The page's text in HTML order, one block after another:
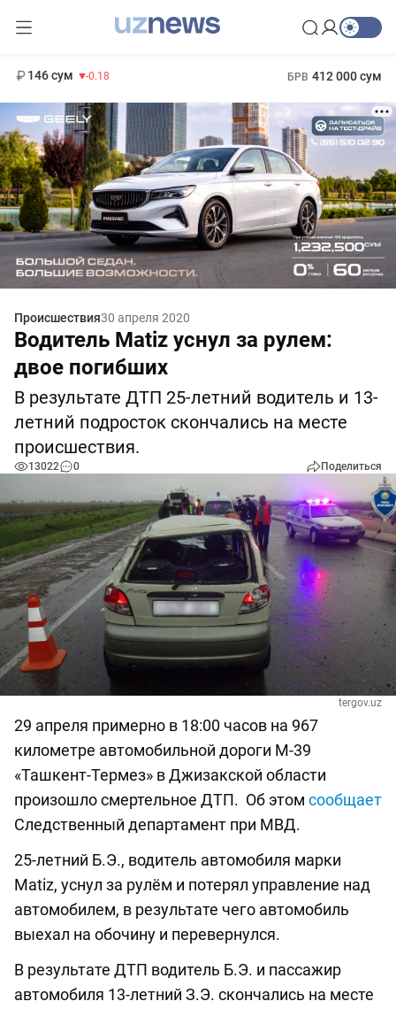
146 сум -0.18 БРВ 412 000 сум
Происшествия30 апреля 2020
Водитель Matiz уснул за рулем:
двое погибших
В результате ДТП 25-летний водитель и 13-
летний подросток скончались на месте
происшествия.
13022 0 Поделиться
tergov.uz
29 апреля примерно в 18:00 часов на 967
километре автомобильной дороги М-39
«Ташкент-Термез» в Джизакской области
произошло смертельное ДТП. Об этом сообщает
Следственный департамент при МВД.
25-летний Б.Э., водитель автомобиля марки
Matiz, уснул за рулём и потерял управление над
автомобилем, в результате чего автомобиль
выехал на обочину и перевернулся.
В результате ДТП водитель Б.Э. и пассажир
автомобиля 13-летний З.Э. скончались на месте